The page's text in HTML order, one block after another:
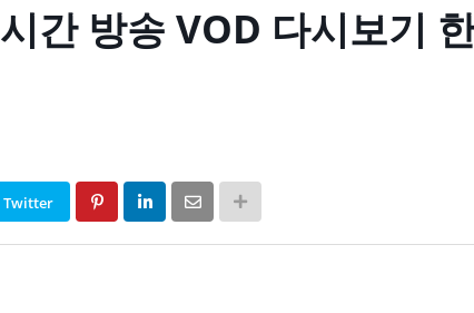
간 방송 VOD 다시보기
Twitter